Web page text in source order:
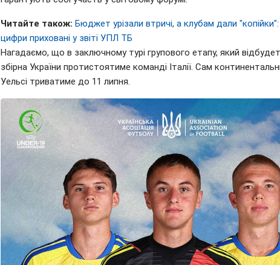
Читайте також: Бюджет урізали втричі, а клубам дали "копійки":
цифри приховані у звіті УПЛ ТБ
Нагадаємо, що в заключному турі групового етапу, який
збірна України протистоятиме команді Італії. Сам
Уельсі триватиме до 11 липня.